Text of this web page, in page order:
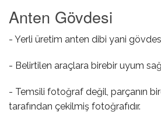
Anten Gövdesi
- Yerli üretim anten dibi yani
- Belirtilen araçlara birebir uyum
- Temsili fotoğraf değil, parçanın
tarafından çekilmiş fotoğrafıdır.